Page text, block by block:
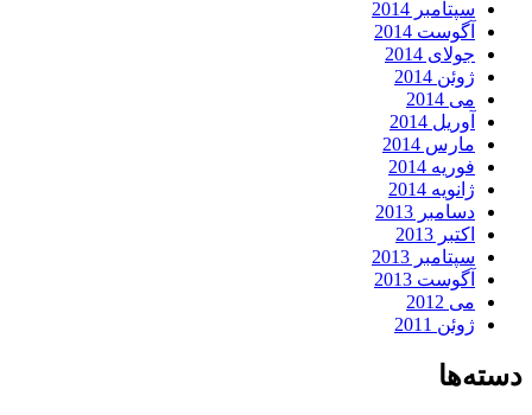
سپتامبر 2014
آگوست 2014
جولای 2014
ژوئن 2014
می 2014
آوریل 2014
مارس 2014
فوریه 2014
ژانویه 2014
دسامبر 2013
اکتبر 2013
سپتامبر 2013
آگوست 2013
می 2012
ژوئن 2011
دسته‌ها